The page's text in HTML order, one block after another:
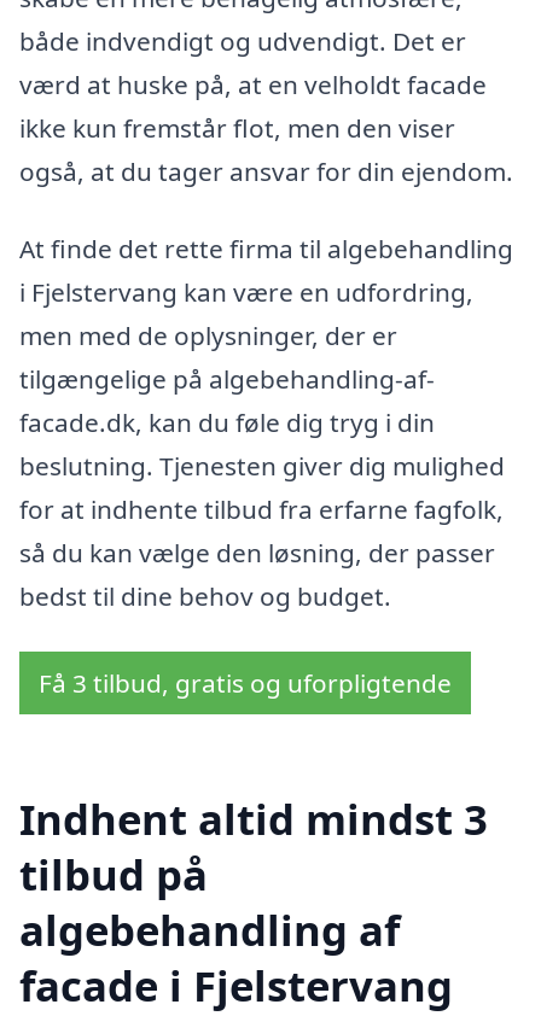
både indvendigt og udvendigt. Det er
værd at huske på, at en velholdt facade
ikke kun fremstår flot, men den viser
også, at du tager ansvar for din ejendom.
At finde det rette firma til algebehandling
i Fjelstervang kan være en udfordring,
men med de oplysninger, der er
tilgængelige på algebehandling-af-
facade.dk, kan du føle dig tryg i din
beslutning. Tjenesten giver dig mulighed
for at indhente tilbud fra erfarne fagfolk,
så du kan vælge den løsning, der passer
bedst til dine behov og budget.
Få 3 tilbud, gratis og uforpligtende
Indhent altid mindst 3
tilbud på
algebehandling af
facade i Fjelstervang